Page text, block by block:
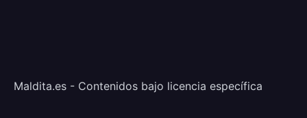
Maldita.es - Contenidos bajo licencia específica